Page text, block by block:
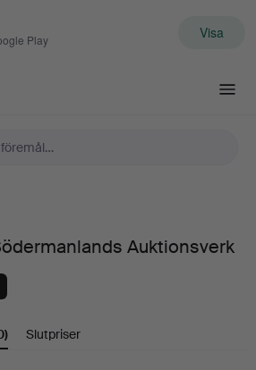
Play Visa
Auktionsverk
Slutpriser